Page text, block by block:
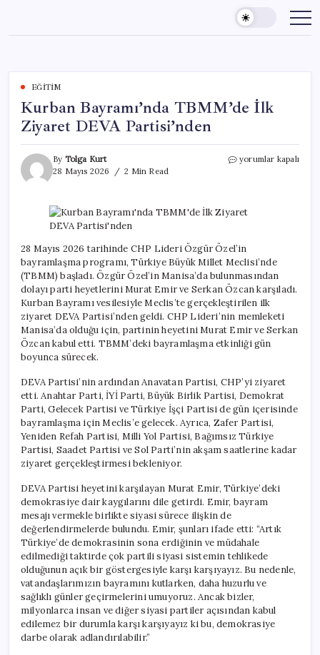
content
EĞITIM
Kurban Bayramı’nda TBMM’de İlk
Ziyaret DEVA Partisi’nden
By Tolga Kurt
28 Mayıs 2026
2 Min Read
Kurban
Ziyaret
DEVA
için
yorumlar kapalı
28 Mayıs 2026 tarihinde CHP Lideri Özgür Özel’in
bayramlaşma programı, Türkiye Büyük Millet Meclisi’nde
(TBMM) başladı. Özgür Özel’in Manisa’da bulunmasından
dolayı parti heyetlerini Murat Emir ve Serkan Özcan karşıladı.
Kurban Bayramı vesilesiyle Meclis’te gerçekleştirilen ilk
ziyaret DEVA Partisi’nden geldi. CHP Lideri’nin memleketi
Manisa’da olduğu için, partinin heyetini Murat Emir ve Serkan
Özcan kabul etti. TBMM’deki bayramlaşma etkinliği gün
boyunca sürecek.
DEVA Partisi’nin ardından Anavatan Partisi, CHP’yi ziyaret
etti. Anahtar Parti, İYİ Parti, Büyük Birlik Partisi, Demokrat
Parti, Gelecek Partisi ve Türkiye İşçi Partisi de gün içerisinde
bayramlaşma için Meclis’e gelecek. Ayrıca, Zafer Partisi,
Yeniden Refah Partisi, Milli Yol Partisi, Bağımsız Türkiye
Partisi, Saadet Partisi ve Sol Parti’nin akşam saatlerine kadar
ziyaret gerçekleştirmesi bekleniyor.
DEVA Partisi heyetini karşılayan Murat Emir, Türkiye’deki
demokrasiye dair kaygılarını dile getirdi. Emir, bayram
mesajı vermekle birlikte siyasi sürece ilişkin de
değerlendirmelerde bulundu. Emir, şunları ifade etti: “Artık
Türkiye’de demokrasinin sona erdiğinin ve müdahale
edilmediği taktirde çok partili siyasi sistemin tehlikede
olduğunun açık bir göstergesiyle karşı karşıyayız. Bu nedenle,
vatandaşlarımızın bayramını kutlarken, daha huzurlu ve
sağlıklı günler geçirmelerini umuyoruz. Ancak bizler,
milyonlarca insan ve diğer siyasi partiler açısından kabul
edilemez bir durumla karşı karşıyayız ki bu, demokrasiye
darbe olarak adlandırılabilir.”